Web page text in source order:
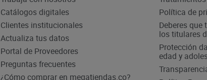
Catálogos digitales
Clientes institucionales
Actualiza tus datos
Portal de Proveedores
Preguntas frecuentes
¿Cómo comprar en megatiendas.co?
Política de
Deberes que
los titulares
Protección
edad y